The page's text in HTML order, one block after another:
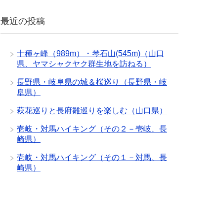
最近の投稿
十種ヶ峰（989m）・琴石山(545m)（山口
県、ヤマシャクヤク群生地を訪ねる）
長野県・岐阜県の城＆桜巡り（長野県・岐
阜県）
萩花巡りと長府雛巡りを楽しむ（山口県）
壱岐・対馬ハイキング（その２－壱岐、長
崎県）
壱岐・対馬ハイキング（その１－対馬、長
崎県）